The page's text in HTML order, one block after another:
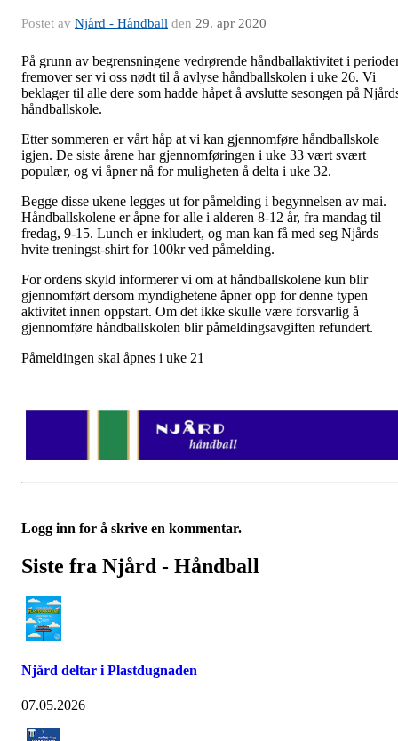
Postet av Njård - Håndball den 29. apr 2020
På grunn av begrensningene vedrørende håndballaktivitet i
fremover ser vi oss nødt til å avlyse håndballskolen i uke 26. Vi
beklager til alle dere som hadde håpet å avslutte sesongen på
håndballskole.
Etter sommeren er vårt håp at vi kan gjennomføre håndballskole
igjen. De siste årene har gjennomføringen i uke 33 vært svært
populær, og vi åpner nå for muligheten å delta i uke 32.
Begge disse ukene legges ut for påmelding i begynnelsen av mai.
Håndballskolene er åpne for alle i alderen 8-12 år, fra mandag til
fredag, 9-15. Lunch er inkludert, og man kan få med seg Njårds
hvite treningst-shirt for 100kr ved påmelding.
For ordens skyld informerer vi om at håndballskolene kun blir
gjennomført dersom myndighetene åpner opp for denne typen
aktivitet innen oppstart. Om det ikke skulle være forsvarlig å
gjennomføre håndballskolen blir påmeldingsavgiften refundert.
Påmeldingen skal åpnes i uke 21
Logg inn for å skrive en kommentar.
Siste fra Njård - Håndball
Njård deltar i Plastdugnaden
07.05.2026